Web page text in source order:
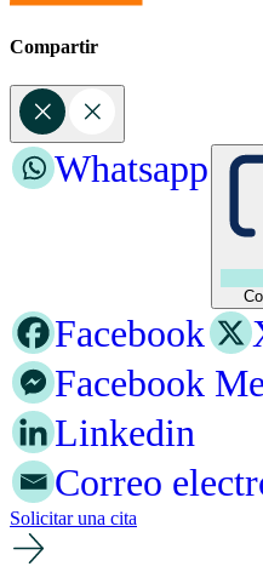
Compartir
Whatsapp
Facebook
Facebook
Linkedin
Correo
Solicitar una cita